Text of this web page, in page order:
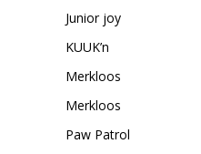
Junior joy
KUUK’n
Merkloos
Merkloos
Paw Patrol